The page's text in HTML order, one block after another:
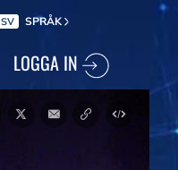
SV SPRÅK
LOGGA IN